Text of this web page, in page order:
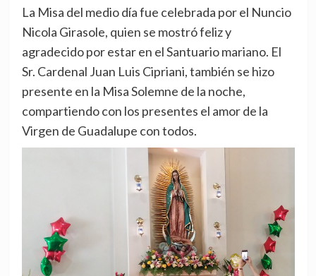
La Misa del medio día fue celebrada por el Nuncio
Nicola Girasole, quien se mostró feliz y
agradecido por estar en el Santuario mariano. El
Sr. Cardenal Juan Luis Cipriani, también se hizo
presente en la Misa Solemne de la noche,
compartiendo con los presentes el amor de la
Virgen de Guadalupe con todos.